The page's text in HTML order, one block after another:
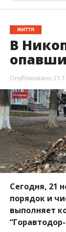
Сегодня, 21
порядок и
“Горавтодор-
Об этом
данный
который в
Согласно
вокзала по
“Работает 3
завода,
Занимаемся